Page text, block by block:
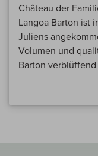
Château der
Langoa Barton ist
Juliens
Volumen und
Barton